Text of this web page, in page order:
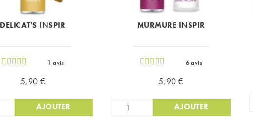
DELICAT'S INSPIR
1 avis
Prix
5,90 €
AJOUTER
MURMURE INSPIR
6 avis
Prix
5,90 €
AJOUTER